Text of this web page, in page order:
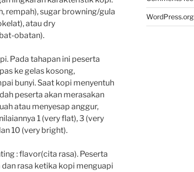
rempah), sugar browning/gula
atau dry
obatan).
Pada tahapan ini peserta
ke gelas kosong,
bunyi. Saat kopi menyentuh
peserta akan merasakan
atau menyesap anggur,
1 (very flat), 3 (very
10 (very bright).
: flavor(cita rasa). Peserta
rasa ketika kopi menguapi
WordPress.org